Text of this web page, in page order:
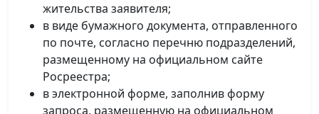
жительства заявителя;
в виде бумажного документа, отправленного
по почте, согласно перечню подразделений,
размещенному на официальном сайте
Росреестра;
в электронной форме, заполнив форму
запроса, размещенную на официальном